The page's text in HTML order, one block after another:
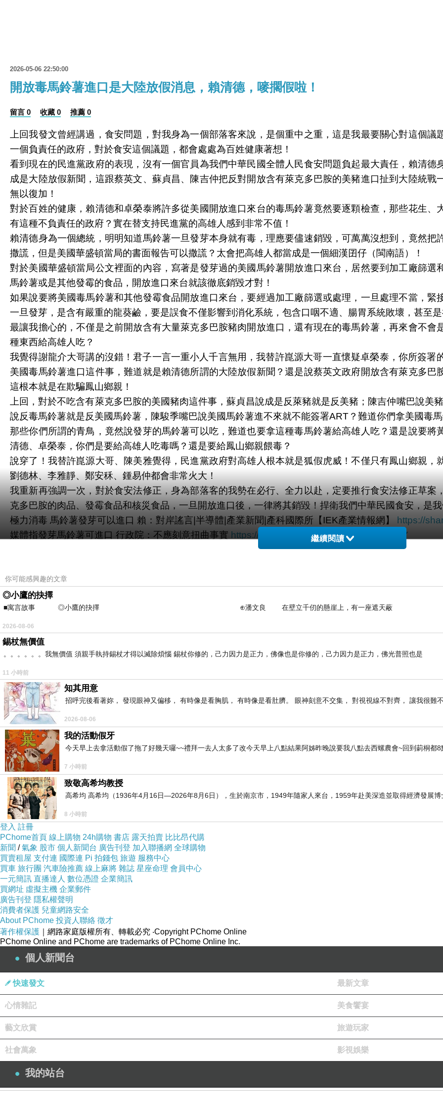
2026-05-06 22:50:00
開放毒馬鈴薯進口是大陸放假消息，賴清德，嘜擱假啦！
留言 0 收藏 0 推薦 0
上回我發文曾經講過，食安問題，對我身為一個部落客來說，是個重中之重，這是我最要關心對這個
一個負責任的政府，對於食安這個議題，都會處處為百姓健康著想！
看到現在的民進黨政府的表現，沒有一個官員為我們中華民國全體人民食安問題負起最大責任，賴清
成是大陸放假新聞，這跟蔡英文、蘇貞昌、陳吉仲把反對開放含有萊克多巴胺的美豬進口扯到大陸統
無以復加！
對於百姓的健康，賴清德和卓榮泰將許多從美國開放進口來台的毒馬鈴薯竟然要逐顆檢查，那些花生、
有這種不負責任的政府？實在替支持民進黨的高雄人感到非常不值！
賴清德身為一個總統，明明知道馬鈴薯一旦發芽本身就有毒，理應要儘速銷毀，可萬萬沒想到，竟然
撒謊，但是美國華盛頓當局的書面報告可以撒謊？太會把高雄人都當成是一個細漢囝仔（閩南語）！
對於美國華盛頓當局公文裡面的內容，寫著是發芽過的美國馬鈴薯開放進口來台，居然要到加工廠篩
馬鈴薯或是其他發霉的食品，開放進口來台就該徹底銷毀才對！
如果說要將美國毒馬鈴薯和其他發霉食品開放進口來台，要經過加工廠篩選或處理，一旦處理不當，
一旦發芽，是含有嚴重的龍葵鹼，要是誤食不僅影響到消化系統，包含口咽不適、腸胃系統敗壞，甚至
最讓我擔心的，不僅是之前開放含有大量萊克多巴胺豬肉開放進口，還有現在的毒馬鈴薯，再來會不
種東西給高雄人吃？
我覺得謝龍介大哥講的沒錯！君子一言一重小人千言無用，我替許崑源大哥一直懷疑卓榮泰，你所簽
美國毒馬鈴薯進口這件事，難道就是賴清德所謂的大陸放假新聞？還是說蔡英文政府開放含有萊克多巴
這根本就是在欺騙鳳山鄉親！
上回，對於不吃含有萊克多巴胺的美國豬肉這件事，蘇貞昌說成是反萊豬就是反美豬；陳吉仲嘴巴說美
說反毒馬鈴薯就是反美國馬鈴薯，陳駿季嘴巴說美國馬鈴薯進不來就不能簽署ART？難道你們拿美國毒
那些你們所謂的青鳥，竟然說發芽的馬鈴薯可以吃，難道也要拿這種毒馬鈴薯給高雄人吃？還是說要
清德、卓榮泰，你們是要給高雄人吃毒嗎？還是要給鳳山鄉親餵毒？
說穿了！我替許崑源大哥、陳美雅覺得，民進黨政府對高雄人根本就是狐假虎威！不僅只有鳳山鄉親，
劉德林、李雅靜、鄭安秝、鍾易仲都會非常火大！
我重新再強調一次，對於食安法修正，身為部落客的我勢在必行、全力以赴，定要推行食安法修正草
克多巴胺的肉品、發霉食品和核災食品，一旦開放進口後，一律將其銷毀！捍衛我們中華民國食安，是我
極力消毒 馬鈴薯發芽可以進口 賴：對岸謠言|半導體|產業新聞|產科國際所【IEK產業情報網】
https://
媒體指發芽馬鈴薯可進口 行政院：不應刻意扭曲事實 https://share.google/LXR8lbzqe6xeNNeiY
進口發芽馬鈴薯是中國造謠？徐巧芯提2事打臉賴清德：有文件佐證還想推給對岸 | 風傳媒 | LINE TODAY
繼續閱讀
你可能感興趣的文章
◎小鷹的抉擇
■寓言故事 ◎小鷹的抉擇 ⊕潘文良 在壁立千仞的懸崖上，有一座遮天蔽
2026-08-06
錫杖無價值
。。。。。。我無價值 須親手執持錫杖才得以滅除煩惱 錫杖你修的，己力因力是正力，佛像也是你修的，己力因力是正力，佛光普照也是
11 小時前
知其用意
招呼完後看著妳， 發現眼神又偏移， 有時像是看胸肌， 有時像是看肚臍。 眼神刻意不交集， 對視視線不對齊， 讓我很難不
2026-08-06
我的活動假牙
今天早上去拿活動假了拖了好幾天囉~~禮拜一去人太多了改今天早上八點結果阿姊昨晚說要我八點去西螺農會~回到莿桐都8
7 小時前
致敬高希均教授
高希均 高希均（1936年4月16日—2026年8月6日），生於南京市，1949年隨家人來台，1959年赴美深造並取得經濟發展博
8 小時前
登入 註冊
PChome首頁 線上購物 24h購物 書店 露天拍賣 比比昂代購
新聞 /氣象 股市 個人新聞台 廣告刊登 加入聯播網 全球購物
買賣租屋 支付連 國際連 Pi 拍錢包 旅遊 服務中心
買車 旅行團 汽車險推薦 線上麻將 雜誌 星座命理 會員中心
一元簡訊 直播達人 數位憑證 企業簡訊
買網址 虛擬主機 企業郵件
廣告刊登 隱私權聲明
消費者保護 兒童網路安全
About PChome 投資人聯絡 徵才
著作權保護 ｜網路家庭版權所有、轉載必究 ‧Copyright PChome Online
PChome Online and PChome are trademarks of PChome Online Inc.
個人新聞台
快速發文 最新文章
心情雜記 美食饗宴
藝文欣賞 旅遊玩家
社會萬象 影視娛樂
我的站台